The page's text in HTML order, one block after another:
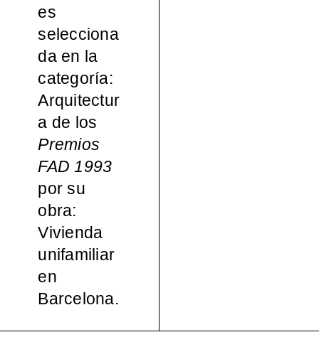
es
selecciona
da en la
categoría:
Arquitectur
a de los
Premios
FAD 1993
por su
obra:
Vivienda
unifamiliar
en
Barcelona.